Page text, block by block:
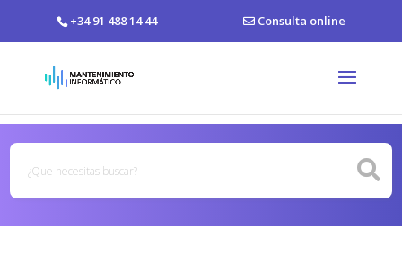
+34 91 488 14 44 Consulta online